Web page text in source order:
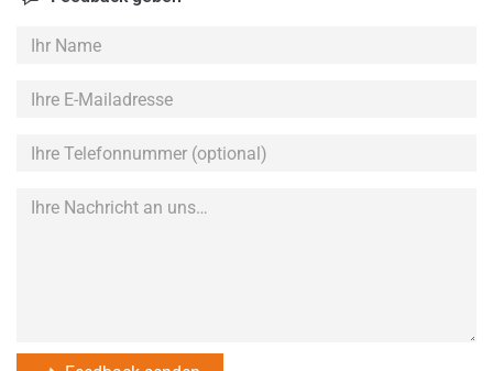
Ihr
Ihre
Mailadresse
Ihre
(optional)